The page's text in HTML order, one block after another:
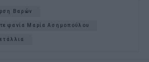
Βαρών
Μαρία Ασημοπούλου